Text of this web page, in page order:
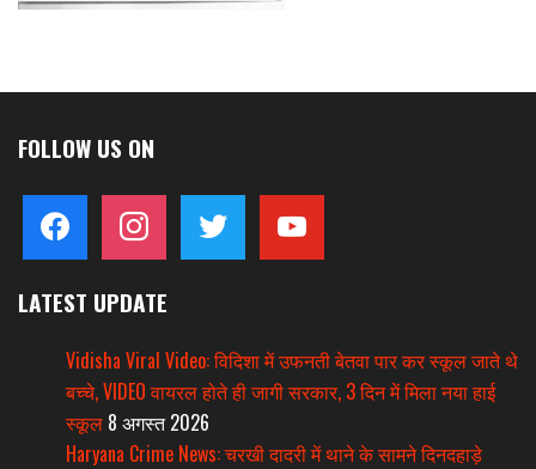
FOLLOW US ON
facebook instagram twitter youtube
LATEST UPDATE
Vidisha Viral Video: विदिशा में उफनती बेतवा पार कर स्कूल जाते थे
बच्चे, VIDEO वायरल होते ही जागी सरकार, 3 दिन में मिला नया हाई
स्कूल 8 अगस्त 2026
Haryana Crime News: चरखी दादरी में थाने के सामने दिनदहाड़े